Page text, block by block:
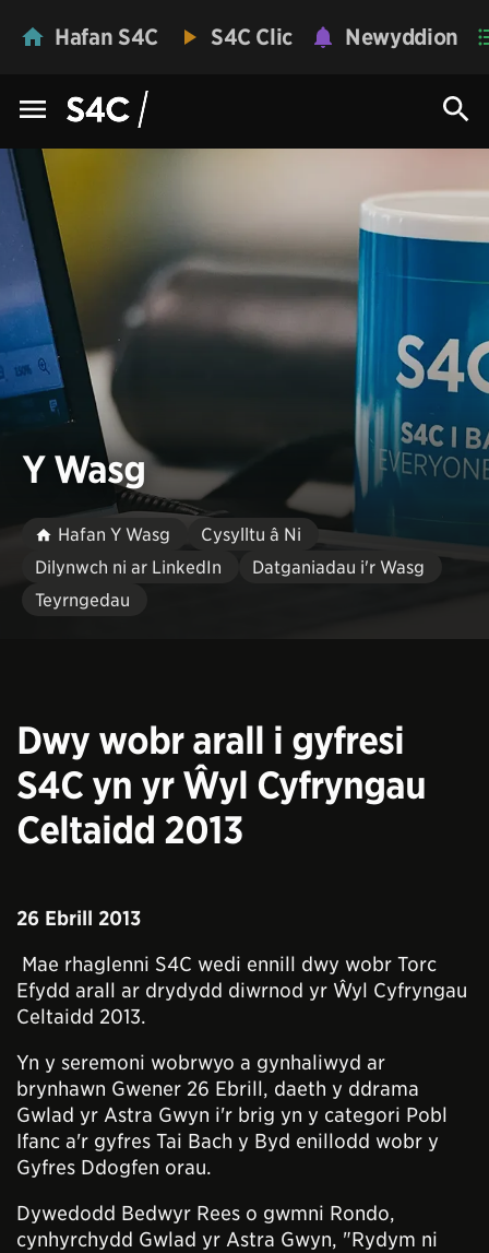
Hafan S4C S4C Clic Newyddion
Y Wasg
Hafan Y Wasg
Cysylltu â Ni
Dilynwch ni ar LinkedIn
Datganiadau i'r Wasg
Teyrngedau
Dwy wobr arall i gyfresi
S4C yn yr Ŵyl Cyfryngau
Celtaidd 2013
26 Ebrill 2013
Mae rhaglenni S4C wedi ennill dwy wobr Torc
Efydd arall ar drydydd diwrnod yr Ŵyl Cyfryngau
Celtaidd 2013.
Yn y seremoni wobrwyo a gynhaliwyd ar
brynhawn Gwener 26 Ebrill, daeth y ddrama
Gwlad yr Astra Gwyn i'r brig yn y categori Pobl
Ifanc a'r gyfres Tai Bach y Byd enillodd wobr y
Gyfres Ddogfen orau.
Dywedodd Bedwyr Rees o gwmni Rondo,
cynhyrchydd Gwlad yr Astra Gwyn, "Rydym ni